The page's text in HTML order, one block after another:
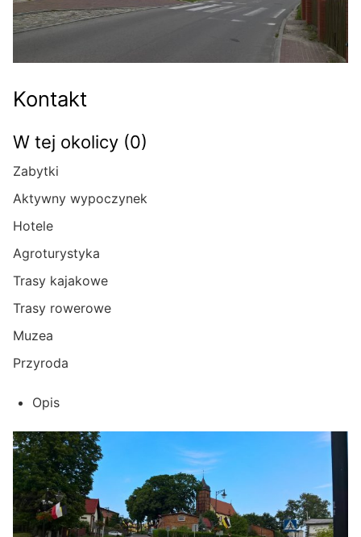
Kontakt
W tej okolicy (0)
Zabytki
Aktywny wypoczynek
Hotele
Agroturystyka
Trasy kajakowe
Trasy rowerowe
Muzea
Przyroda
Opis